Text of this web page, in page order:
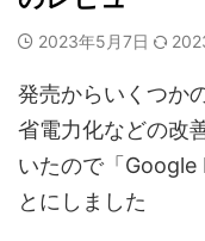
2023年5月7日
発売からいくつか
省電力化などの改
いたので「Google
とにしました